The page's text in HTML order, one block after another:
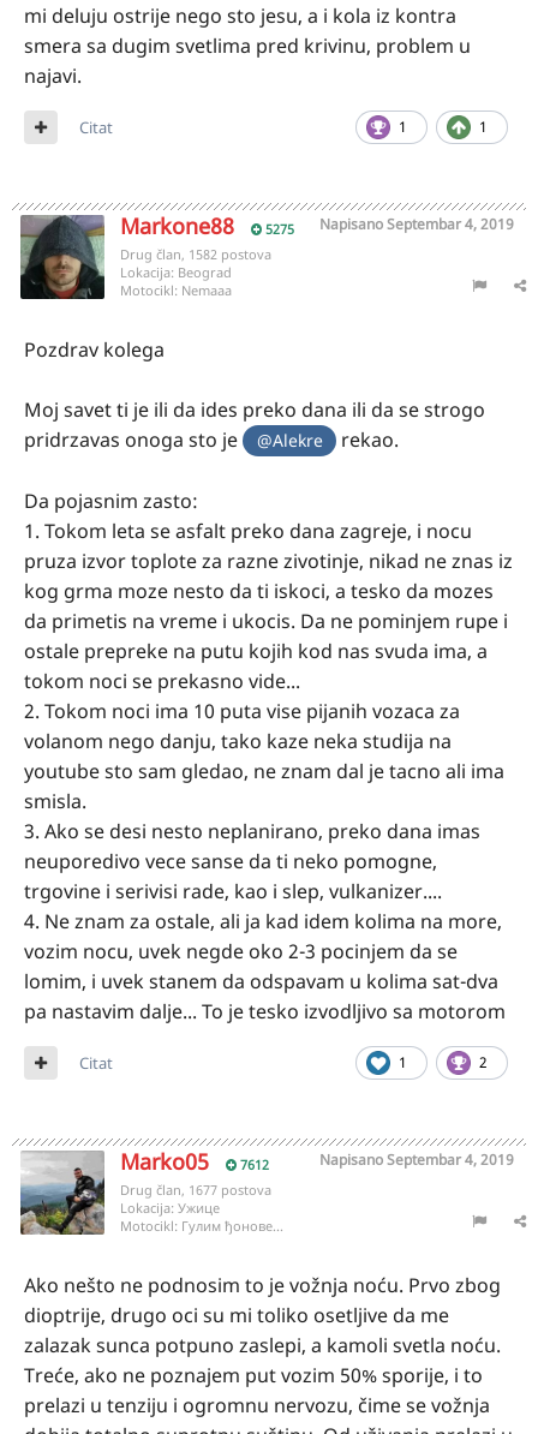
mi deluju ostrije nego sto jesu, a i kola iz kontra
smera sa dugim svetlima pred krivinu, problem u
najavi.
1 1
Citat
Markone88 5275 NapisanoSeptembar 4, 2019
Drug član, 1582 postova
Lokacija: Beograd
Motocikl: Nemaaa
Pozdrav kolega
Moj savet ti je ili da ides preko dana ili da se strogo
pridrzavas onoga sto je
@Alekre rekao.
Da pojasnim zasto:
1. Tokom leta se asfalt preko dana zagreje, i nocu
pruza izvor toplote za razne zivotinje, nikad ne znas iz
kog grma moze nesto da ti iskoci, a tesko da mozes
da primetis na vreme i ukocis. Da ne pominjem rupe i
ostale prepreke na putu kojih kod nas svuda ima, a
tokom noci se prekasno vide...
2. Tokom noci ima 10 puta vise pijanih vozaca za
volanom nego danju, tako kaze neka studija na
youtube sto sam gledao, ne znam dal je tacno ali ima
smisla.
3. Ako se desi nesto neplanirano, preko dana imas
neuporedivo vece sanse da ti neko pomogne,
trgovine i serivisi rade, kao i slep, vulkanizer....
4. Ne znam za ostale, ali ja kad idem kolima na more,
vozim nocu, uvek negde oko 2-3 pocinjem da se
lomim, i uvek stanem da odspavam u kolima sat-dva
pa nastavim dalje... To je tesko izvodljivo sa motorom
1 2
Citat
Marko05 7612 NapisanoSeptembar 4, 2019
Drug član, 1677 postova
Lokacija: Ужице
Motocikl: Гулим ђонове...
Ako nešto ne podnosim to je vožnja noću. Prvo zbog
dioptrije, drugo oci su mi toliko osetljive da me
zalazak sunca potpuno zaslepi, a kamoli svetla noću.
Treće, ako ne poznajem put vozim 50% sporije, i to
prelazi u tenziju i ogromnu nervozu, čime se vožnja